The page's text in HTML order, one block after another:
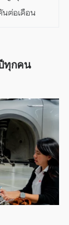
นต่อเดือน
ทุกคน